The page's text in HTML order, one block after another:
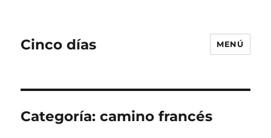
Cinco días MENÚ
Categoría:camino francés